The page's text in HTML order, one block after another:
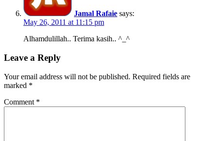
Jamal Rafaie says:
May 26, 2011 at 11:15 pm
Alhamdulillah.. Terima kasih.. ^_^
Leave a Reply
Your email address will not be published. Required fields are
marked *
Comment *